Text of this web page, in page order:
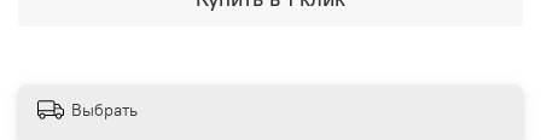
Выбрать